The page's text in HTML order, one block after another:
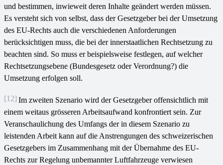
und bestimmen, inwieweit deren Inhalte geändert werden müssen.
Es versteht sich von selbst, dass der Gesetzgeber bei der Umsetzung
des EU-Rechts auch die verschiedenen Anforderungen
berücksichtigen muss, die bei der innerstaatlichen Rechtsetzung zu
beachten sind. So muss er beispielsweise festlegen, auf welcher
Rechtsetzungsebene (Bundesgesetz oder Verordnung?) die
Umsetzung erfolgen soll.
[12] Im zweiten Szenario wird der Gesetzgeber offensichtlich mit
einem weitaus grösseren Arbeitsaufwand konfrontiert sein. Zur
Veranschaulichung des Umfangs der in diesem Szenario zu
leistenden Arbeit kann auf die Anstrengungen des schweizerischen
Gesetzgebers im Zusammenhang mit der Übernahme des EU-
Rechts zur Regelung unbemannter Luftfahrzeuge verwiesen